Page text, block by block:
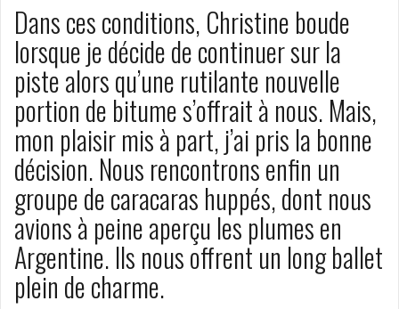
Dans ces conditions, Christine boude
lorsque je décide de continuer sur la
piste alors qu’une rutilante nouvelle
portion de bitume s’offrait à nous. Mais,
mon plaisir mis à part, j’ai pris la bonne
décision. Nous rencontrons enfin un
groupe de caracaras huppés, dont nous
avions à peine aperçu les plumes en
Argentine. Ils nous offrent un long ballet
plein de charme.